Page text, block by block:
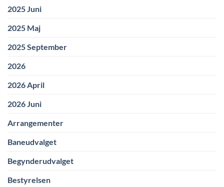
2025 Juni
2025 Maj
2025 September
2026
2026 April
2026 Juni
Arrangementer
Baneudvalget
Begynderudvalget
Bestyrelsen